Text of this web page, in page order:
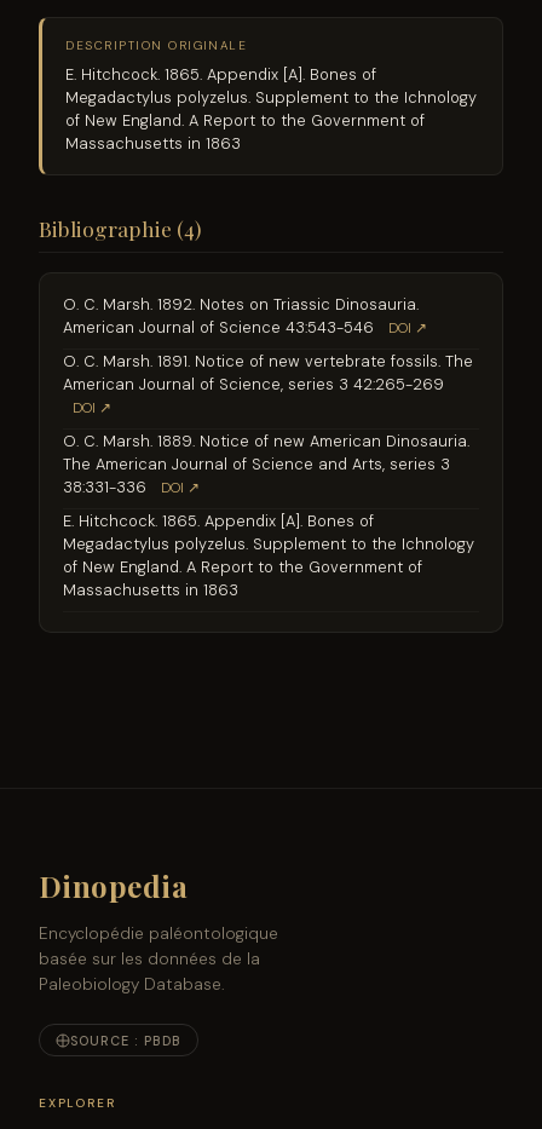
DESCRIPTION ORIGINALE
E. Hitchcock. 1865. Appendix [A]. Bones of
Megadactylus polyzelus. Supplement to the Ichnology
of New England. A Report to the Government of
Massachusetts in 1863
Bibliographie (4)
O. C. Marsh. 1892. Notes on Triassic Dinosauria.
American Journal of Science 43:543-546
DOI ↗
O. C. Marsh. 1891. Notice of new vertebrate fossils. The
American Journal of Science, series 3 42:265-269
DOI ↗
O. C. Marsh. 1889. Notice of new American Dinosauria.
The American Journal of Science and Arts, series 3
38:331-336
DOI ↗
E. Hitchcock. 1865. Appendix [A]. Bones of
Megadactylus polyzelus. Supplement to the Ichnology
of New England. A Report to the Government of
Massachusetts in 1863
Dinopedia
Encyclopédie paléontologique
basée sur les données de la
Paleobiology Database.
SOURCE : PBDB
EXPLORER